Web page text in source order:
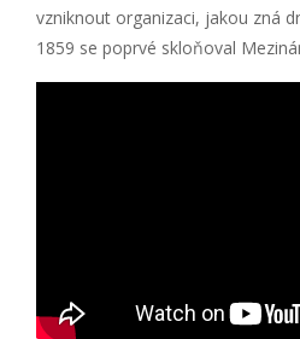
vzniknout organizaci, jakou zná
1859 se poprvé skloňoval